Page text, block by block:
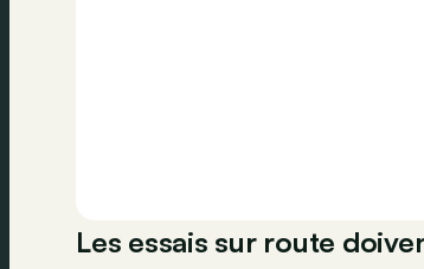
Les essais sur route